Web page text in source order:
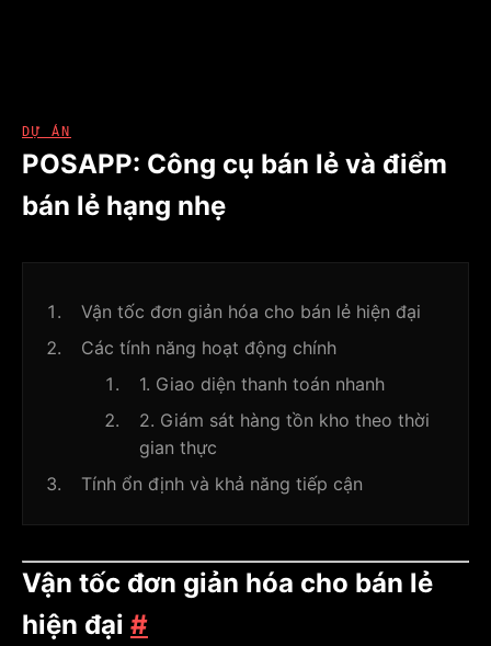
DỰ ÁN
POSAPP: Công cụ bán lẻ và điểm
bán lẻ hạng nhẹ
Vận tốc đơn giản hóa cho bán lẻ hiện đại
Các tính năng hoạt động chính
1. Giao diện thanh toán nhanh
2. Giám sát hàng tồn kho theo thời
gian thực
Tính ổn định và khả năng tiếp cận
Vận tốc đơn giản hóa cho bán lẻ
hiện đại #